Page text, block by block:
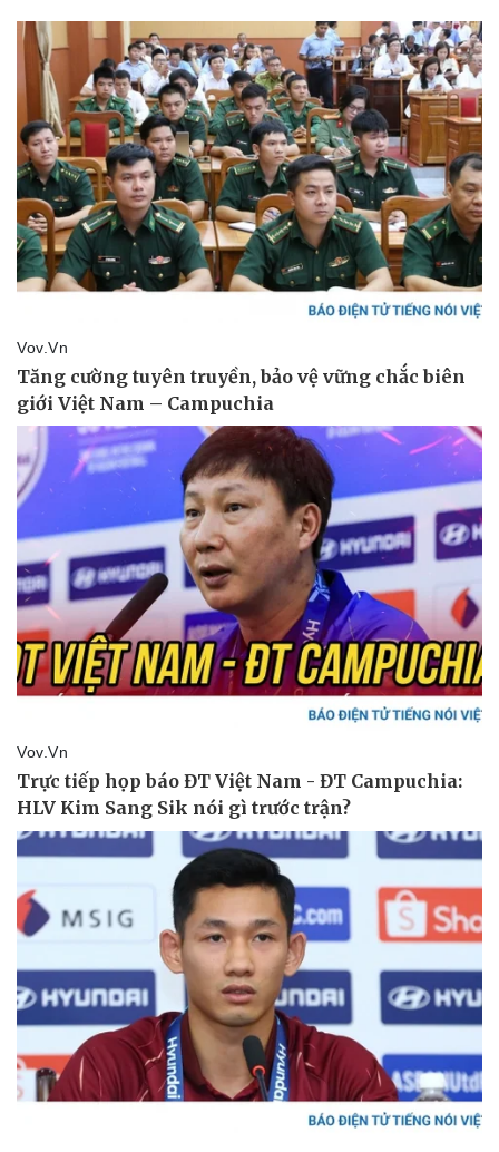
Lịch thi đấu bóng đá
Thế giới thể thao
eSports
Hậu trường
Xe máy
Tư vấn